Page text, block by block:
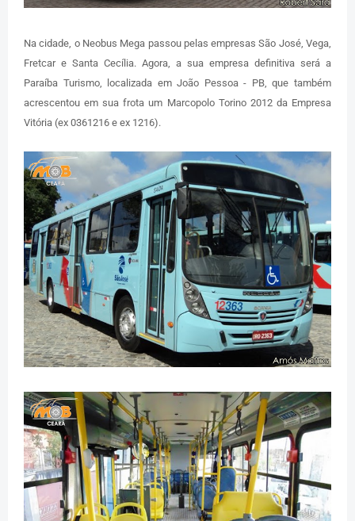
Na cidade, o Neobus Mega passou pelas empresas São José, Vega,
Fretcar e Santa Cecília. Agora, a sua empresa definitiva será a
Paraíba Turismo, localizada em João Pessoa - PB, que também
acrescentou em sua frota um Marcopolo Torino 2012 da Empresa
Vitória (ex 0361216 e ex 1216).